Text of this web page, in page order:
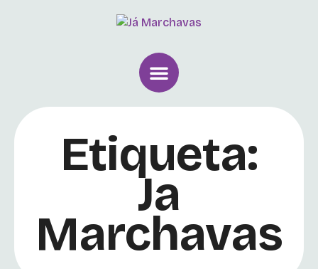
Etiqueta:
Ja
Marchavas